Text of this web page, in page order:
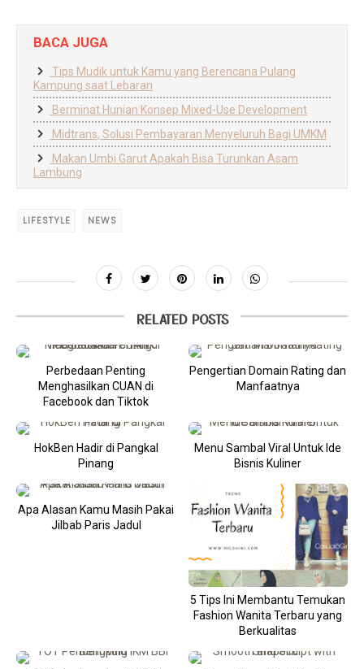
BACA JUGA
Tips Mudik untuk Kamu yang Berencana Pulang
Kampung saat Lebaran
Berminat Hunian Konsep Mixed-Use Development
Midtrans, Solusi Pembayaran Menyeluruh Bagi UMKM
Makan Umbi Garut Apakah Bisa Turunkan Asam
Lambung
LIFESTYLE NEWS
RELATED POSTS
Perbedaan Penting
Menghasilkan CUAN di
Facebook dan Tiktok
Pengertian Domain Rating dan
Manfaatnya
HokBen Hadir di Pangkal
Pinang
Menu Sambal Viral Untuk Ide
Bisnis Kuliner
Apa Alasan Kamu Masih Pakai
Jilbab Paris Jadul
5 Tips Ini Membantu Temukan
Fashion Wanita Terbaru yang
Berkualitas